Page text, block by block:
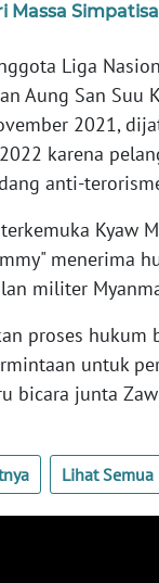
Massa
Liga
Aung San Suu
2021,
karena
anti-
Kyaw
menerima
militer
proses hukum
untuk
bicara junta
Lihat Semua